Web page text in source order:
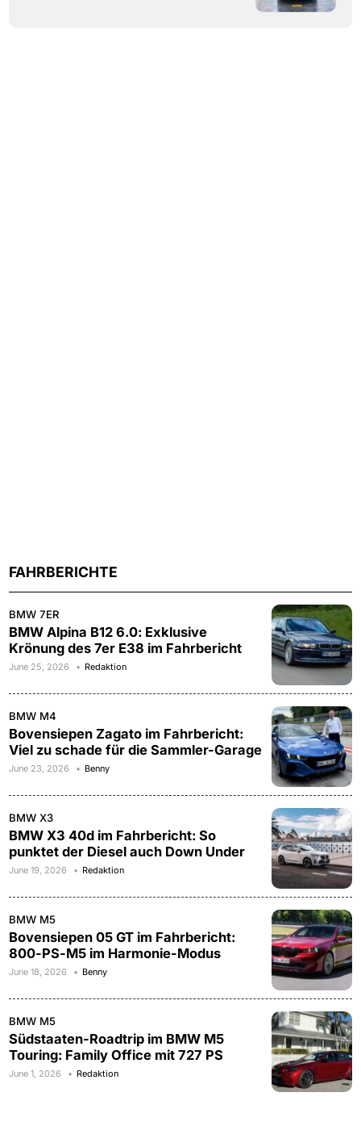
FAHRBERICHTE
BMW 7ER
BMW Alpina B12 6.0: Exklusive
Krönung des 7er E38 im Fahrbericht
June 25, 2026 Redaktion
BMW M4
Bovensiepen Zagato im Fahrbericht:
Viel zu schade für die Sammler-Garage
June 23, 2026 Benny
BMW X3
BMW X3 40d im Fahrbericht: So
punktet der Diesel auch Down Under
June 19, 2026 Redaktion
BMW M5
Bovensiepen 05 GT im Fahrbericht:
800-PS-M5 im Harmonie-Modus
June 18, 2026 Benny
BMW M5
Südstaaten-Roadtrip im BMW M5
Touring: Family Office mit 727 PS
June 1, 2026 Redaktion